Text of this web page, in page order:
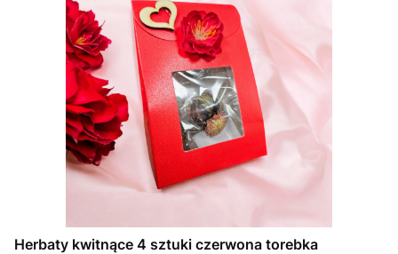
Herbaty kwitnące 4 sztuki czerwona torebka